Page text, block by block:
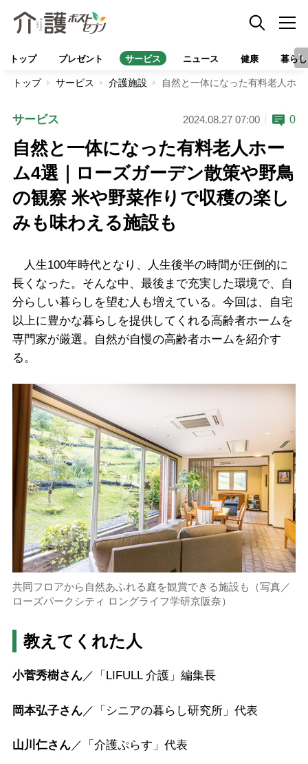
トップ プレゼント サービス ニュース 健康 暮らし
トップ サービス 介護施設 自然と一体になった有料老人ホ
サービス 2024.08.27 07:00 0
自然と一体になった有料老人ホー
ム4選｜ローズガーデン散策や野鳥
の観察 米や野菜作りで収穫の楽し
みも味わえる施設も
人生100年時代となり、人生後半の時間が圧倒的に
長くなった。そんな中、最後まで充実した環境で、自
分らしい暮らしを望む人も増えている。今回は、自宅
以上に豊かな暮らしを提供してくれる高齢者ホームを
専門家が厳選。自然が自慢の高齢者ホームを紹介す
る。
共同フロアから自然あふれる庭を観賞できる施設も（写真／
ローズパークシティ ロングライフ学研京阪奈）
教えてくれた人
小菅秀樹さん／「LIFULL 介護」編集長
岡本弘子さん／「シニアの暮らし研究所」代表
山川仁さん／「介護ぷらす」代表